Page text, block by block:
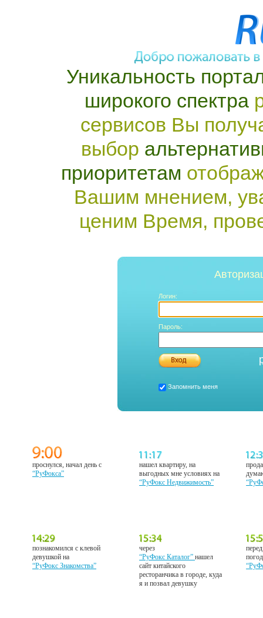
Уникальность
широкого спектра
сервисов Вы
выбор
приоритетам
Вашим мнением,
ценим Время,
Логин:
Пароль:
Запомнить меня
проснулся, начал день с
“РуФокса”
нашел квартиру, на
выгодных мне условиях на
“РуФокс Недвижимость”
познакомился с клевой
девушкой на
“РуФокс Знакомства”
через
“РуФокс Каталог”нашел
сайт китайского
ресторанчика в городе, куда
я и позвал девушку